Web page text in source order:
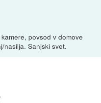
povsod v domove
nasilja. Sanjski svet.